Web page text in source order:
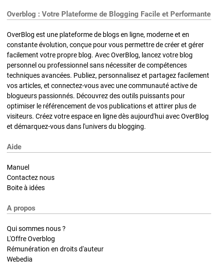
Overblog : Votre Plateforme de Blogging Facile et Performante
OverBlog est une plateforme de blogs en ligne, moderne et en
constante évolution, conçue pour vous permettre de créer et gérer
facilement votre propre blog. Avec OverBlog, lancez votre blog
personnel ou professionnel sans nécessiter de compétences
techniques avancées. Publiez, personnalisez et partagez facilement
vos articles, et connectez-vous avec une communauté active de
blogueurs passionnés. Découvrez des outils puissants pour
optimiser le référencement de vos publications et attirer plus de
visiteurs. Créez votre espace en ligne dès aujourd'hui avec OverBlog
et démarquez-vous dans l'univers du blogging.
Aide
Manuel
Contactez nous
Boite à idées
A propos
Qui sommes nous ?
L'Offre Overblog
Rémunération en droits d'auteur
Webedia